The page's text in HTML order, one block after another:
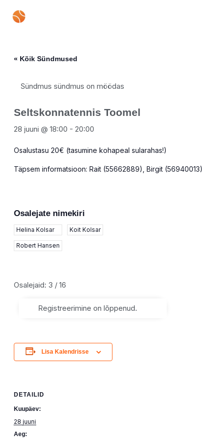
« Kõik Sündmused
Sündmus sündmus on möödas
Seltskonnatennis Toomel
28 juuni @ 18:00 -20:00
Osalustasu 20€ (tasumine kohapeal sularahas!)
Täpsem informatsioon: Rait (55662889), Birgit (56940013)
Osalejate nimekiri
Helina Kolsar
Robert Hansen
Koit Kolsar
Osalejaid: 3 / 16
Registreerimine on lõppenud.
Lisa Kalendrisse
DETAILID
Kuupäev:
28 juuni
Aeg: